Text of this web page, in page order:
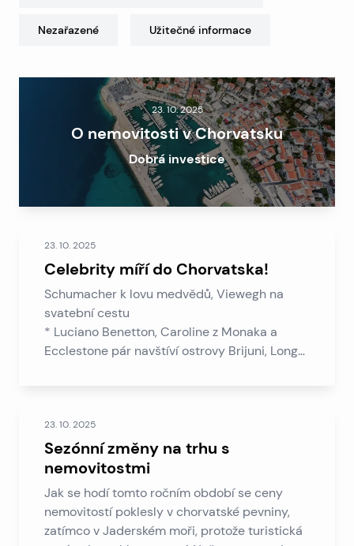
Nezařazené Užitečné informace
23. 10. 2025
O nemovitosti v Chorvatsku
Dobrá investice
23. 10. 2025
Celebrity míří do Chorvatska!
Schumacher k lovu medvědů, Viewegh na
svatební cestu
* Luciano Benetton, Caroline z Monaka a
Ecclestone pár navštíví ostrovy Brijuni, Long
vedoucí elity Božava
Je to Steven Spielberg? – Oni leštili oči
nevěřícně v loňském roce řada z Dubrovníku v
režisérů.
Si promnul oči, když viděli, Stradun přijal
belgický král a královna a princezna Caroline
23. 10. 2025
Sezónní změny na trhu s
nemovitostmi
Jak se hodí tomto ročním období se ceny
nemovitostí poklesly v chorvatské pevniny,
zatímco v Jaderském moři, protože turistická